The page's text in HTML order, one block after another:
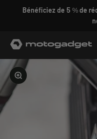
Aller au contenu
Bénéficiez de 5 % de
motogadget GmbH
Agrandir l'image